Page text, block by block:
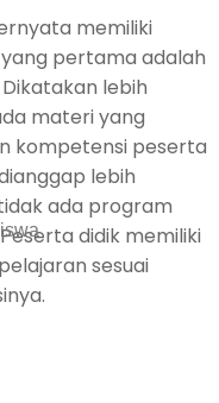
memiliki
pertama adalah
lebih
materi yang
kompetensi peserta
lebih
ada program
didik memiliki
sesuai